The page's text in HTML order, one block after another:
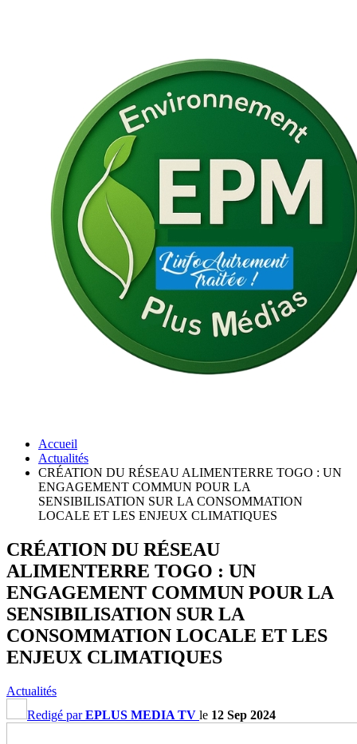
Accueil
Actualités
CRÉATION DU RÉSEAU ALIMENTERRE TOGO : UN
ENGAGEMENT COMMUN POUR LA
SENSIBILISATION SUR LA CONSOMMATION
LOCALE ET LES ENJEUX CLIMATIQUES
CRÉATION DU RÉSEAU
ALIMENTERRE TOGO : UN
ENGAGEMENT COMMUN POUR LA
SENSIBILISATION SUR LA
CONSOMMATION LOCALE ET LES
ENJEUX CLIMATIQUES
Actualités
Redigé parEPLUS MEDIA TV le 12 Sep 2024